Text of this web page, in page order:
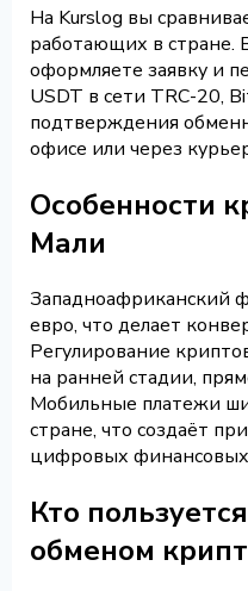
На Kurslog вы
работающих в стране.
оформляете заявку и
USDT в сети TRC-20,
подтверждения
офисе или через
Особенности
Мали
Западноафриканский
евро, что делает
Регулирование
на ранней стадии,
Мобильные платежи
стране, что создаёт
цифровых
Кто
обменом